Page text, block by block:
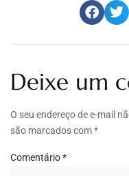
Deixe um
O seu endereço de e-mail
são marcados com*
Comentário*